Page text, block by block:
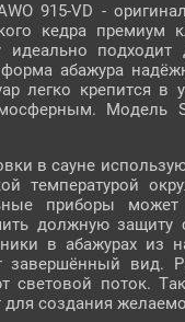
915-VD -
кедра
идеально
форма абажура
легко крепится
Модель
в сауне
температурой
приборы
должную
в абажурах из
завершённый
световой поток.
создания